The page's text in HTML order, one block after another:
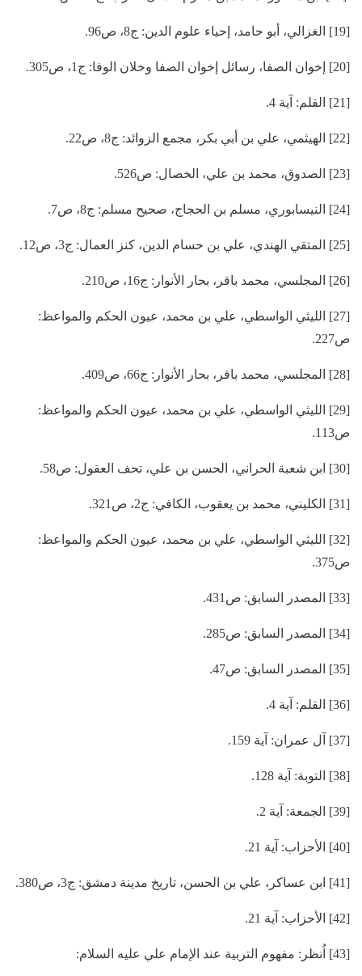
[19] الغزالي، أبو حامد، إحياء علوم الدين: ج8، ص96.
[20] إخوان الصفا، رسائل إخوان الصفا وخلان الوفا: ج1، ص305.
[21] القلم: آية 4.
[22] الهيثمي، علي بن أبي بكر، مجمع الزوائد: ج8، ص22.
[23] الصدوق، محمد بن علي، الخصال: ص526.
[24] النيسابوري، مسلم بن الحجاج، صحيح مسلم: ج8، ص7.
[25] المتقي الهندي، علي بن حسام الدين، كنز العمال: ج3، ص12.
[26] المجلسي، محمد باقر، بحار الأنوار: ج16، ص210.
[27] الليثي الواسطي، علي بن محمد، عيون الحكم والمواعظ:
ص227.
[28] المجلسي، محمد باقر، بحار الأنوار: ج66، ص409.
[29] الليثي الواسطي، علي بن محمد، عيون الحكم والمواعظ:
ص113.
[30] ابن شعبة الحراني، الحسن بن علي، تحف العقول: ص58.
[31] الكليني، محمد بن يعقوب، الكافي: ج2، ص321.
[32] الليثي الواسطي، علي بن محمد، عيون الحكم والمواعظ:
ص375.
[33] المصدر السابق: ص431.
[34] المصدر السابق: ص285.
[35] المصدر السابق: ص47.
[36] القلم: آية 4.
[37] آل عمران: آية 159.
[38] التوبة: آية 128.
[39] الجمعة: آية 2.
[40] الأحزاب: آية 21.
[41] ابن عساكر، علي بن الحسن، تاريخ مدينة دمشق: ج3، ص380.
[42] الأحزاب: آية 21.
[43] اُنظر: مفهوم التربية عند الإمام علي عليه السلام: